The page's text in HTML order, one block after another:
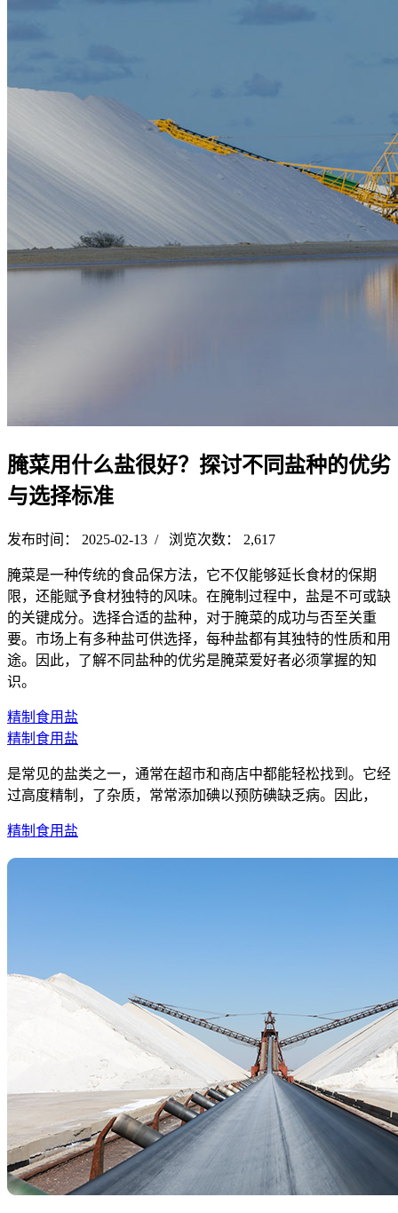
腌菜用什么盐很好？探讨不同盐种的优劣
与选择标准
发布时间： 2025-02-13 / 浏览次数： 2,617
腌菜是一种传统的食品保方法，它不仅能够延长食材的保期
限，还能赋予食材独特的风味。在腌制过程中，盐是不可或缺
的关键成分。选择合适的盐种，对于腌菜的成功与否至关重
要。市场上有多种盐可供选择，每种盐都有其独特的性质和用
途。因此，了解不同盐种的优劣是腌菜爱好者必须掌握的知
识。
精制食用盐
精制食用盐
是常见的盐类之一，通常在超市和商店中都能轻松找到。它经
过高度精制，了杂质，常常添加碘以预防碘缺乏病。因此，
精制食用盐